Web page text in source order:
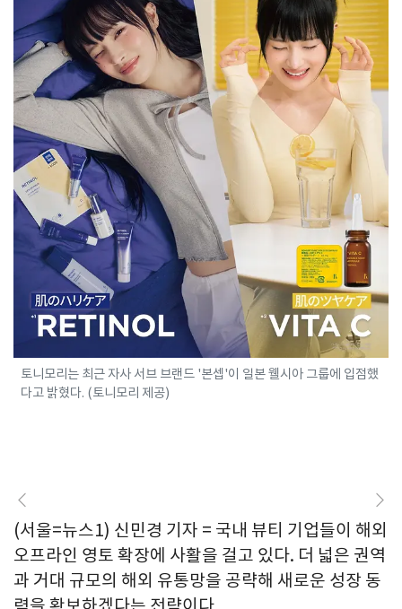
토니모리는 최근 자사 서브 브랜드 '본셉'이 일본 웰시아 그룹에 입점했
다고 밝혔다. (토니모리 제공)
(서울=뉴스1) 신민경 기자 = 국내 뷰티 기업들이 해외
오프라인 영토 확장에 사활을 걸고 있다. 더 넓은 권역
과 거대 규모의 해외 유통망을 공략해 새로운 성장 동